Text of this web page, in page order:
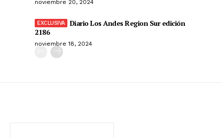
noviembre 20, 2024
Diario Los Andes Region Sur edición
2186
noviembre 18, 2024